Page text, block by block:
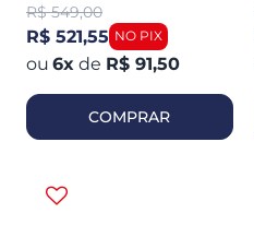
R$ 549,00
R$ 521,55
6x de R$ 91,50
COMPRAR